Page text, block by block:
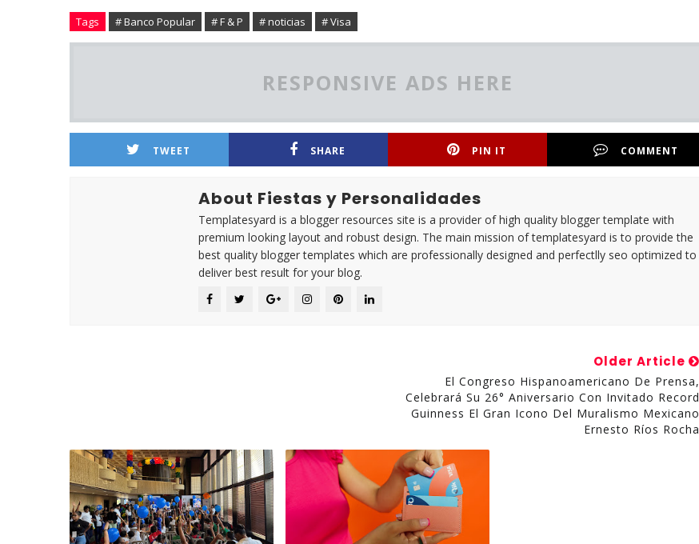
Tags # Banco Popular # F & P # noticias # Visa
RESPONSIVE ADS HERE
TWEET SHARE PIN IT COMMENT
About Fiestas y Personalidades
Templatesyard is a blogger resources site is a provider of high quality blogger template with
premium looking layout and robust design. The main mission of templatesyard is to provide the
best quality blogger templates which are professionally designed and perfectlly seo optimized to
deliver best result for your blog.
Older Article
El Congreso Hispanoamericano De Prensa,
Celebrará Su 26° Aniversario Con Invitado Record
Guinness El Gran Icono Del Muralismo Mexicano
Ernesto Ríos Rocha